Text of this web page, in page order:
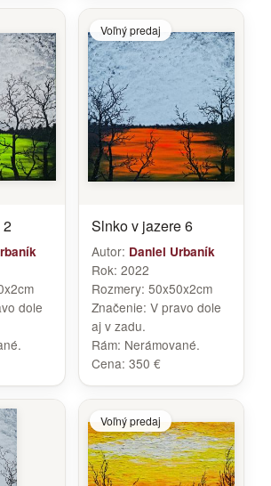
2
dole
Voľný predaj
Slnko v jazere 6
Autor: Daniel Urbaník
Rok: 2022
Rozmery: 50x50x2cm
Značenie: V pravo dole
aj v zadu.
Rám: Nerámované.
Cena: 350 €
Voľný predaj